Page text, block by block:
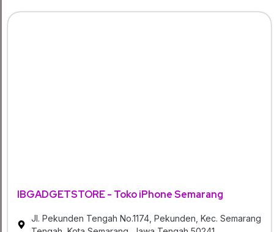
IBGADGETSTORE - Toko iPhone Semarang
Jl. Pekunden Tengah No.1174, Pekunden, Kec. Semarang